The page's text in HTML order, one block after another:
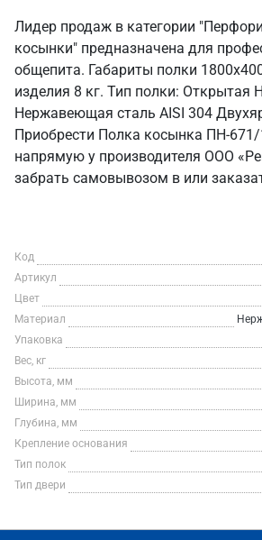
Лидер продаж в категории
косынки" предназначена для
общепита. Габариты полки
изделия 8 кг. Тип полки: Открытая
Нержавеющая сталь AISI 304
Приобрести Полка косынка ПН-
напрямую у производителя ООО
забрать самовывозом в или
Код
Артикул
Цвет
Материал
Упаковка
Вес, кг
Высота, мм
Ширина, мм
Глубина, мм
Крепление основания
Тип полок
Тип двери